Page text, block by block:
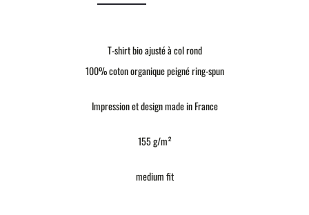
T-shirt bio ajusté à col rond
100% coton organique peigné ring-spun
Impression et design made in France
155 g/m²
medium fit